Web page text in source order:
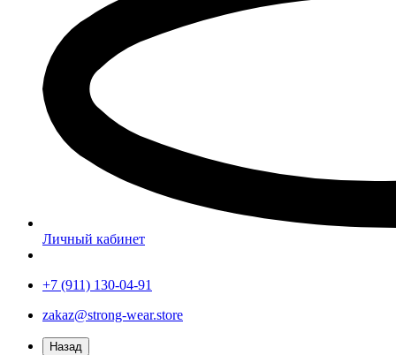
Личный кабинет
+7 (911) 130-04-91
zakaz@strong-wear.store
Назад